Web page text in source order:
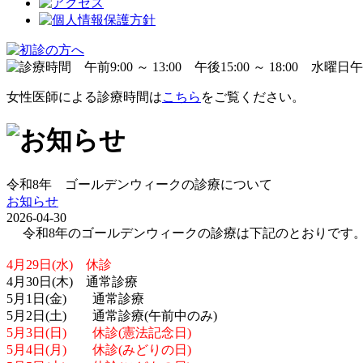
女性医師による診療時間はこちら をご覧ください。
令和8年 ゴールデンウィークの診療について
お知らせ
2026-04-30
令和8年のゴールデンウィークの診療は下記のとおりです
4月29日(水) 休診
4月30日(木) 通常診療
5月1日(金) 通常診療
5月2日(土) 通常診療(午前中のみ)
5月3日(日) 休診(憲法記念日)
5月4日(月) 休診(みどりの日)